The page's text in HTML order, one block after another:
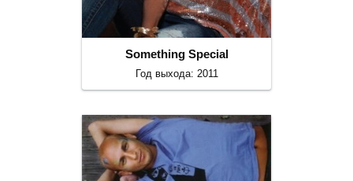
Something Special
Год выхода: 2011